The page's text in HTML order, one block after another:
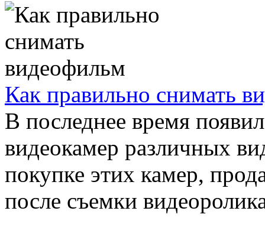
Как правильно снимать
В последнее время
видеокамер различных
покупке этих камер,
после съемки